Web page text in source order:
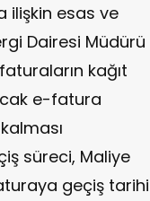
ilişkin esas ve
Dairesi Müdürü
kağıt
e-fatura
süreci, Maliye
geçiş tarihi